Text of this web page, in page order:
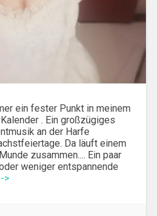
ein fester Punkt in meinem
. Ein großzügiges
an der Harfe
Da läuft einem
zusammen.... Ein paar
weniger entspannende
>